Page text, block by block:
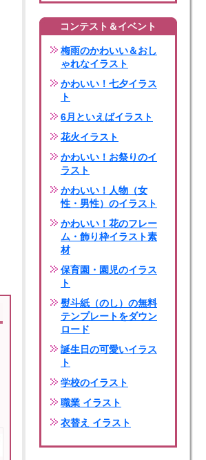
コンテスト＆イベント
梅雨のかわいい＆おし
ゃれなイラスト
かわいい！七夕イラス
ト
6月といえばイラスト
花火イラスト
かわいい！お祭りのイ
ラスト
かわいい！人物（女
性・男性）のイラスト
かわいい！花のフレー
ム・飾り枠イラスト素
材
保育園・園児のイラス
ト
熨斗紙（のし）の無料
テンプレートをダウン
ロード
誕生日の可愛いイラス
ト
学校のイラスト
職業 イラスト
衣替え イラスト